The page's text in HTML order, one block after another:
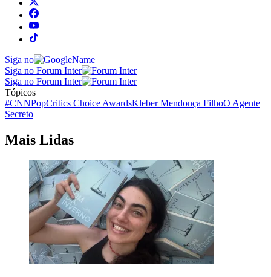
Siga no
Siga no Forum Inter
Siga no Forum Inter
Tópicos
#CNNPopCritics Choice AwardsKleber Mendonça FilhoO Agente
Secreto
Mais Lidas